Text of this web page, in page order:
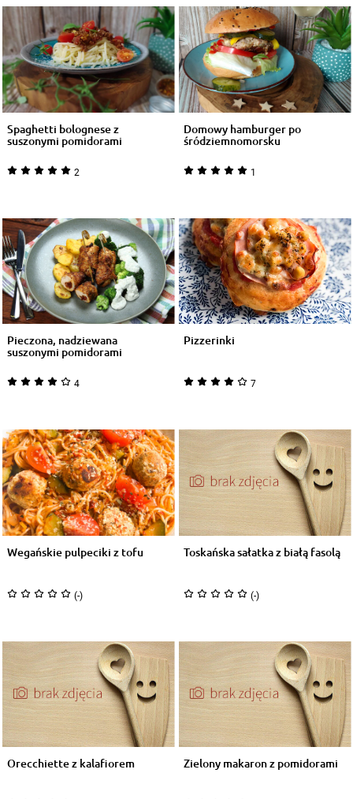
Spaghetti bolognese z
suszonymi pomidorami
2
Domowy hamburger po
śródziemnomorsku
1
Pieczona, nadziewana
suszonymi pomidorami
4
Pizzerinki
7
Wegańskie pulpeciki z tofu
(-)
Toskańska sałatka z białą fasolą
(-)
Orecchiette z kalafiorem Zielony makaron z pomidorami